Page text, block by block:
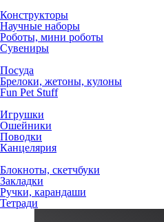
Конструкторы
Научные наборы
Роботы, мини роботы
Сувениры
Посуда
Брелоки, жетоны, кулоны
Fun Pet Stuff
Игрушки
Ошейники
Поводки
Канцелярия
Блокноты, скетчбуки
Закладки
Ручки, карандаши
Тетради